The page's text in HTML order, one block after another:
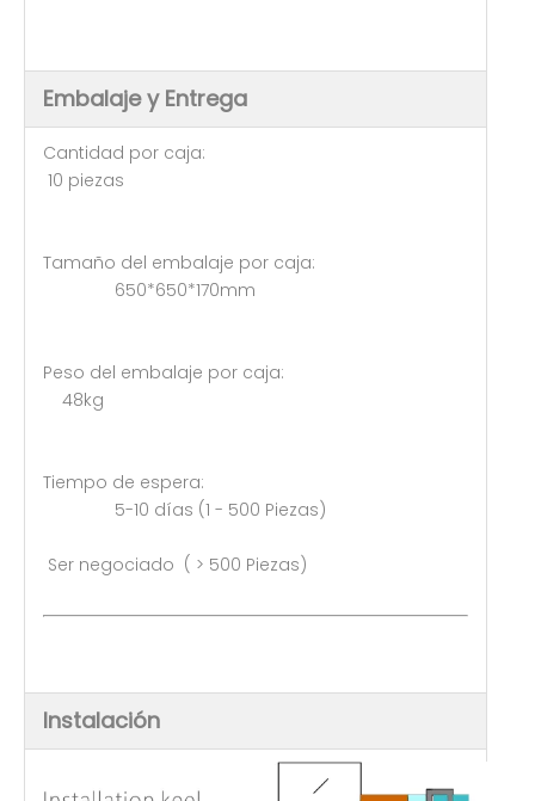
Embalaje y Entrega
Cantidad por caja:
10 piezas
Tamaño del embalaje por caja:
650*650*170mm
Peso del embalaje por caja:
48kg
Tiempo de espera:
5-10 días (1 - 500 Piezas)
Ser negociado ( > 500 Piezas)
Instalación